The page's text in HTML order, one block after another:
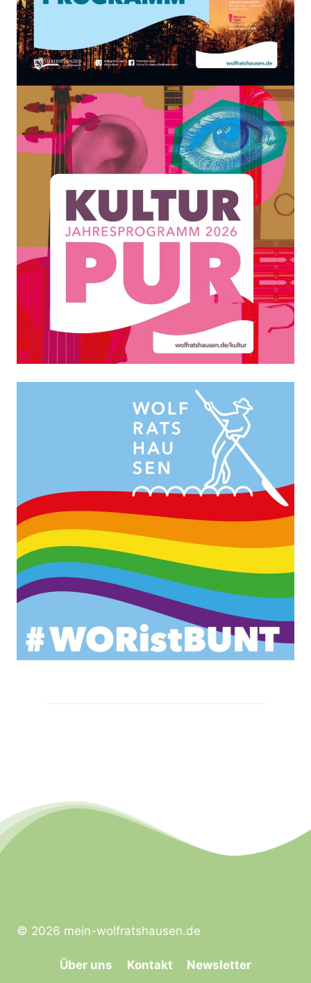
© 2026 mein-wolfratshausen.de
Über uns Kontakt Newsletter